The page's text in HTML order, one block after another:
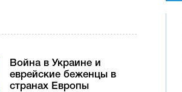
Война в Украине и
еврейские беженцы в
странах Европы